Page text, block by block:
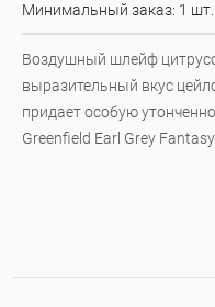
Минимальный заказ: 1 шт.
Воздушный шлейф
выразительный вкус
придает особую
Greenfield Earl Grey Fantasy.